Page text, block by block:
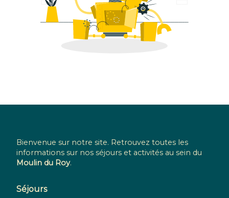
Bienvenue sur notre site. Retrouvez toutes les
informations sur nos séjours et activités au sein du
Moulin du Roy.
Séjours